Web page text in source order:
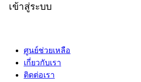
เข้าสู่ระบบ
ศูนย์ช่วยเหลือ
เกี่ยวกับเรา
ติดต่อเรา